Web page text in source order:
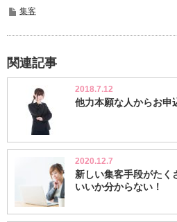
集客
関連記事
2018.7.12
他力本願な人からお申
2020.12.7
新しい集客手段がたく
いいか分からない！